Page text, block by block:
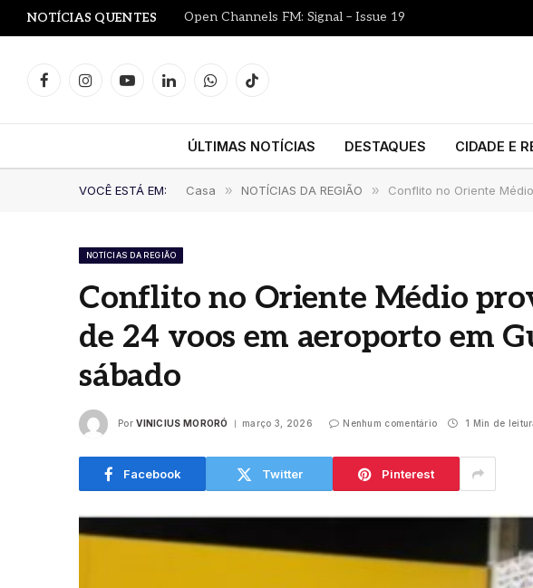
NOTÍCIAS QUENTES Open Channels FM: Signal – Issue 19
FacebookInstagramYouTubeLinkedInWhatsAppTikTok
ÚLTIMAS NOTÍCIAS DESTAQUES CIDADE E
VOCÊ ESTÁ EM: Casa » NOTÍCIAS DA REGIÃO » Conflito no Oriente
NOTÍCIAS DA REGIÃO
Conflito no Oriente Médio
de 24 voos em aeroporto em
sábado
Por VINICIUS MORORÓ março 3, 2026 Nenhum comentário 1 Min de
Facebook Twitter Pinterest